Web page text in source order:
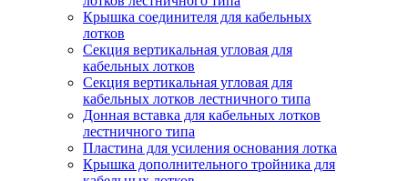
Крышка соединителя для кабельных
лотков
Секция вертикальная угловая для
кабельных лотков
Секция вертикальная угловая для
кабельных лотков лестничного типа
Донная вставка для кабельных лотков
лестничного типа
Пластина для усиления основания лотка
Крышка дополнительного тройника для